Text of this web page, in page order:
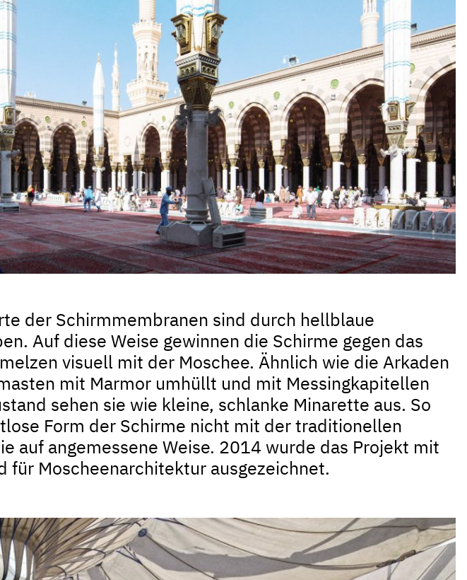
der Schirmmembranen sind durch hellblaue
Auf diese Weise gewinnen die Schirme gegen das
visuell mit der Moschee. Ähnlich wie die Arkaden
mit Marmor umhüllt und mit Messingkapitellen
sehen sie wie kleine, schlanke Minarette aus. So
Form der Schirme nicht mit der traditionellen
auf angemessene Weise. 2014 wurde das Projekt mit
für Moscheenarchitektur ausgezeichnet.